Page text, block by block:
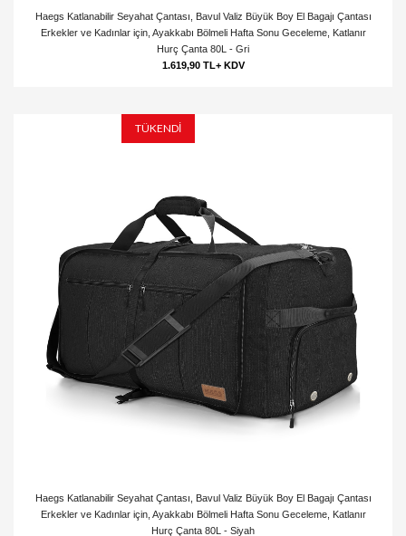
Haegs Katlanabilir Seyahat Çantası, Bavul Valiz Büyük Boy El Bagajı Çantası
Erkekler ve Kadınlar için, Ayakkabı Bölmeli Hafta Sonu Geceleme, Katlanır
Hurç Çanta 80L - Gri
1.619,90 TL+ KDV
TÜKENDİ
Haegs Katlanabilir Seyahat Çantası, Bavul Valiz Büyük Boy El Bagajı Çantası
Erkekler ve Kadınlar için, Ayakkabı Bölmeli Hafta Sonu Geceleme, Katlanır
Hurç Çanta 80L - Siyah